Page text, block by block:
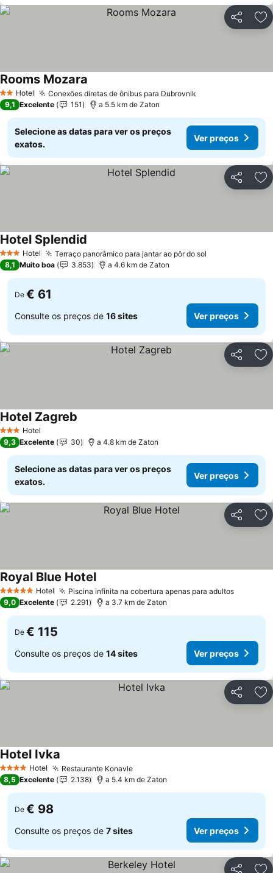
Partilhar
2 Estrelas
Hotel Conexões diretas de ônibus para Dubrovnik
Rooms Mozara
9,1 Excelente 151 a 5.5 km de Zaton
Selecione as datas para ver os preços
exatos.
Ver preços
Partilhar
3 EstrelasHotel Terraço panorâmico para jantar ao pôr do sol
Hotel Splendid
8,1 Muito boa 3.853 a 4.6 km de Zaton
De € 61
Consulte os preços de 16 sites Ver preços
Partilhar
3 EstrelasHotel
Hotel Zagreb
9,3 Excelente 30 a 4.8 km de Zaton
Selecione as datas para ver os preços
exatos.
Ver preços
Partilhar
5 Estrelas Hotel Piscina infinita na cobertura apenas para adultosVer
Royal Blue HotelVer preços
9,0 Excelente 2.291 a 3.7 km de Zaton
De € 115
Consulte os preços de 14 sites Ver preços
Partilhar
4 EstrelasHotel Restaurante KonavleVer preços
Hotel Ivka
8,5 Excelente 2.138 a 5.4 km de Zaton
De € 98
Consulte os preços de 7 sites Ver preços